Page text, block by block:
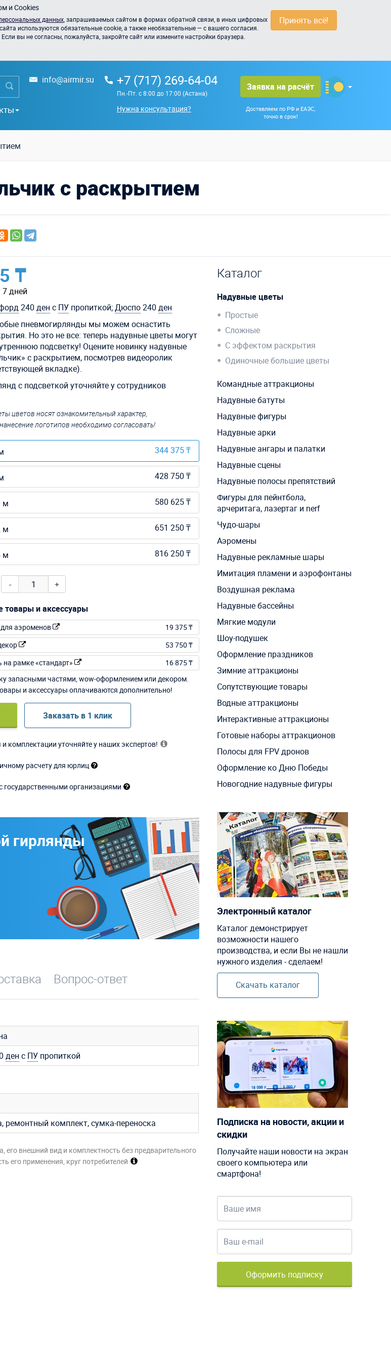
Принять всё!
и Cookies
данных , запрашиваемых сайтом в формах обратной связи, в иных цифровых
используются обязательные cookie, а также необязательные — с вашего согласия.
вы не согласны, пожалуйста, закройте сайт или измените настройки браузера.
info@airmir.su +7 (717) 269-64-04
Пн.-Пт. с 8:00 до 17:00 (Астана)
Нужна консультация?
Заявка на расчёт
Доставляем по РФ и ЕАЭС,
точно в срок!
с раскрытием
₸
7 дней
240ден с ПУ пропиткой;Дюспо240ден
пневмогирлянды мы можем оснастить
Но это не все: теперь надувные цветы могут
подсветку! Оцените новинку надувные
с раскрытием, посмотрев видеоролик
вкладке).
с подсветкой уточняйте у сотрудников
цветов носят ознакомительный характер,
логотипов необходимо согласовать!
344 375 ₸
428 750 ₸
м 580 625 ₸
м 651 250 ₸
м 816 250 ₸
- +
товары и аксессуары
аэроменов
19 375 ₸
53 750 ₸
на рамке «стандарт»
16 875 ₸
запасными частями, wow-оформлением или декором.
и аксессуары оплачиваются дополнительно!
Заказать в 1 клик
комплектации уточняйте у наших экспертов!
расчету для юрлиц
государственными организациями
гирлянды
Вопрос-ответ
ден с ПУ пропиткой
ремонтный комплект, сумка-переноска
его внешний вид и комплектность без предварительного
его применения, круг потребителей
Каталог
Надувные цветы
Простые
Сложные
С эффектом раскрытия
Одиночные большие цветы
Командные аттракционы
Надувные батуты
Надувные фигуры
Надувные арки
Надувные ангары и палатки
Надувные сцены
Надувные полосы препятствий
Фигуры для пейнтбола,
арчеритага, лазертаг и nerf
Чудо-шары
Аэромены
Надувные рекламные шары
Имитация пламени и аэрофонтаны
Воздушная реклама
Надувные бассейны
Мягкие модули
Шоу-подушек
Оформление праздников
Зимние аттракционы
Сопутствующие товары
Водные аттракционы
Интерактивные аттракционы
Готовые наборы аттракционов
Полосы для FPV дронов
Оформление ко Дню Победы
Новогодние надувные фигуры
Электронный каталог
Каталог демонстрирует
возможности нашего
производства, и если Вы не нашли
нужного изделия - сделаем!
Скачать каталог
Подписка на новости, акции и
скидки
Получайте наши новости на экран
своего компьютера или
смартфона!
Оформить подписку